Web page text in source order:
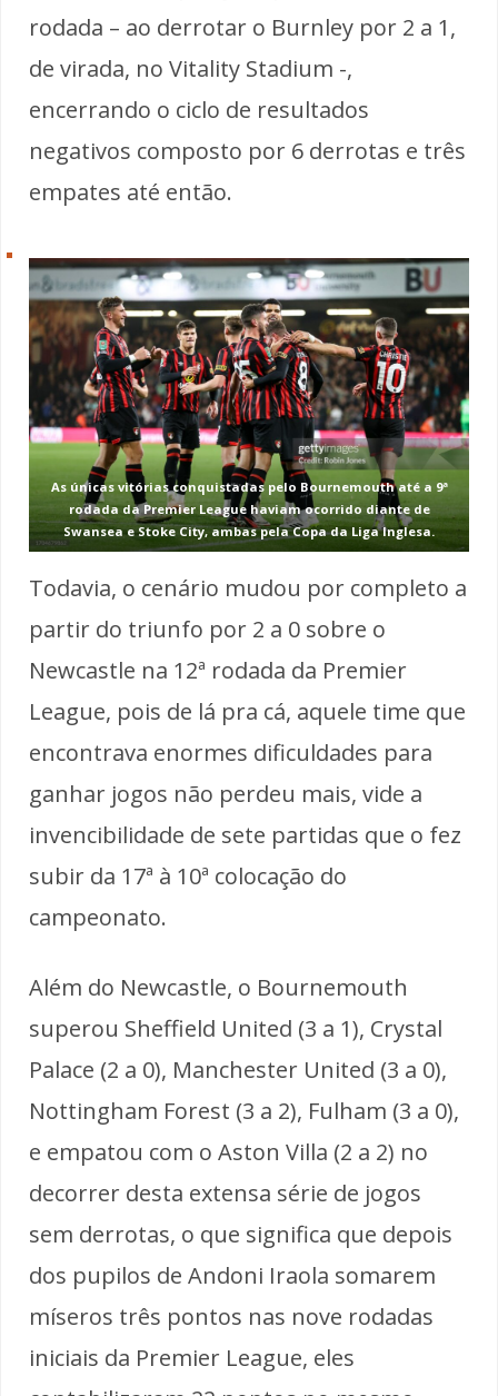
rodada – ao derrotar o Burnley por 2 a 1,
de virada, no Vitality Stadium -,
encerrando o ciclo de resultados
negativos composto por 6 derrotas e três
empates até então.
As únicas vitórias conquistadas pelo Bournemouth até a 9ª
rodada da Premier League haviam ocorrido diante de
Swansea e Stoke City, ambas pela Copa da Liga Inglesa.
Todavia, o cenário mudou por completo a
partir do triunfo por 2 a 0 sobre o
Newcastle na 12ª rodada da Premier
League, pois de lá pra cá, aquele time que
encontrava enormes dificuldades para
ganhar jogos não perdeu mais, vide a
invencibilidade de sete partidas que o fez
subir da 17ª à 10ª colocação do
campeonato.
Além do Newcastle, o Bournemouth
superou Sheffield United (3 a 1), Crystal
Palace (2 a 0), Manchester United (3 a 0),
Nottingham Forest (3 a 2), Fulham (3 a 0),
e empatou com o Aston Villa (2 a 2) no
decorrer desta extensa série de jogos
sem derrotas, o que significa que depois
dos pupilos de Andoni Iraola somarem
míseros três pontos nas nove rodadas
iniciais da Premier League, eles